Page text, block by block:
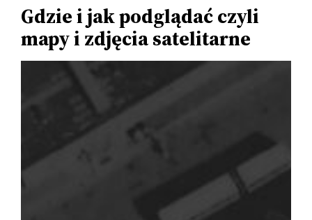
Gdzie i jak podglądać czyli
mapy i zdjęcia satelitarne